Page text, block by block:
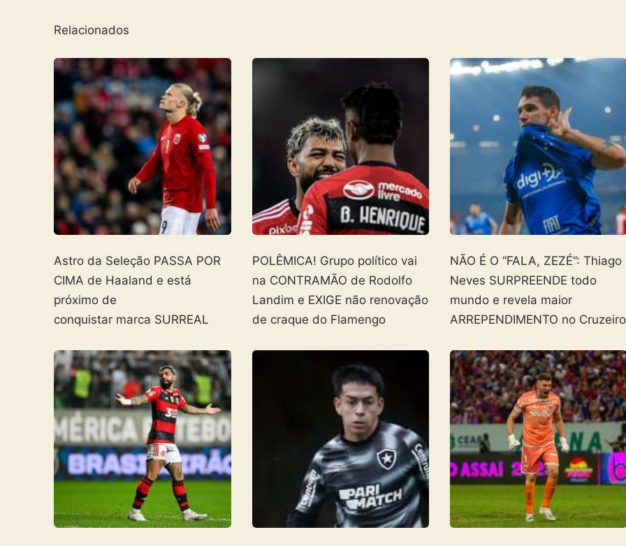
Relacionados
Astro da Seleção PASSA POR
CIMA de Haaland e está
próximo de
conquistar marca SURREAL
POLÊMICA! Grupo político vai
na CONTRAMÃO de Rodolfo
Landim e EXIGE não renovação
de craque do Flamengo
NÃO É O “FALA, ZEZÉ”: Thiago
Neves SURPREENDE todo
mundo e revela maior
ARREPENDIMENTO no Cruzeiro